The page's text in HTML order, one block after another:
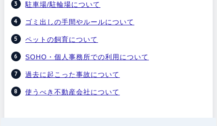
駐車場/駐輪場について
ゴミ出しの手間やルールについて
ペットの飼育について
SOHO・個人事務所での利用について
過去に起こった事故について
使うべき不動産会社について